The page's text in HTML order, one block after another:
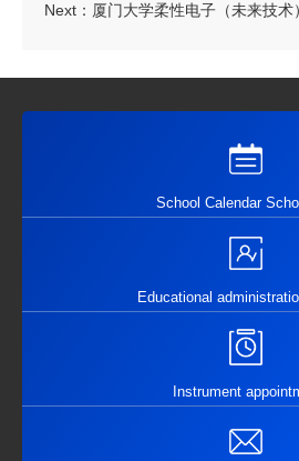
Next： 厦门大学柔性电子（未来技术）研究院2024年
School Calendar
Educational
Instrument